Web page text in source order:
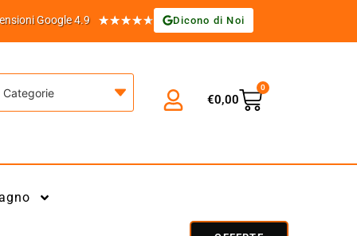
Google 4.9 ★★★★★ Dicono di Noi
Categorie €0,00
0